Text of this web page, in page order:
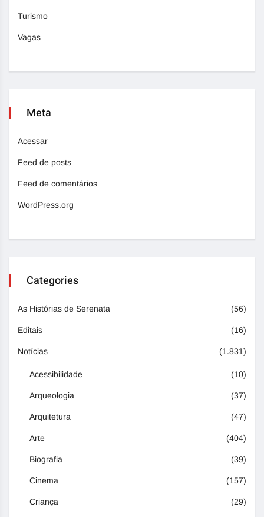
Turismo
Vagas
Meta
Acessar
Feed de posts
Feed de comentários
WordPress.org
Categories
As Histórias de Serenata (56)
Editais (16)
Notícias (1.831)
Acessibilidade (10)
Arqueologia (37)
Arquitetura (47)
Arte (404)
Biografia (39)
Cinema (157)
Criança (29)